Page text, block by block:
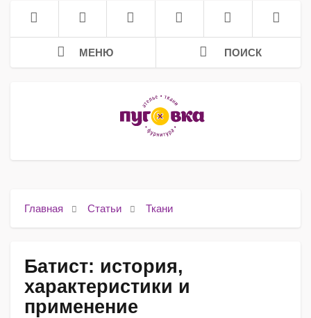
МЕНЮ ПОИСК
Главная Статьи Ткани
Батист: история,
характеристики и
применение